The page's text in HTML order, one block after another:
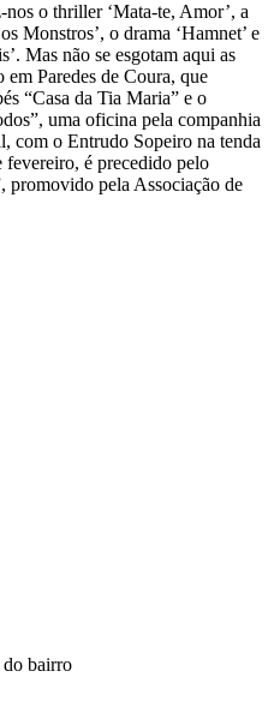
o thriller ‘Mata-te, Amor’, a
Monstros’, o drama ‘Hamnet’ e
Mas não se esgotam aqui as
em Paredes de Coura, que
“Casa da Tia Maria” e o
uma oficina pela companhia
com o Entrudo Sopeiro na tenda
é precedido pelo
pela Associação de
do bairro